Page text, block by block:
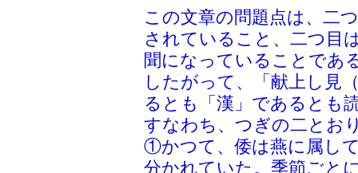
この文章の問題点は、二
されていること、二つ目
聞になっていることであ
したがって、「献上し見
るとも「漢」であるとも
すなわち、つぎの二とお
①かつて、倭は燕に属し
分かれていた。季節ごと